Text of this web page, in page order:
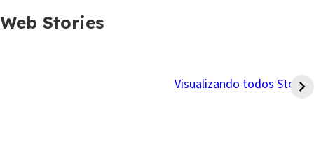
Web Stories
Visualizando todos Stories
um PIX?